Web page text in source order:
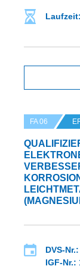
FA 06
DVS-
IGF-Nr.: